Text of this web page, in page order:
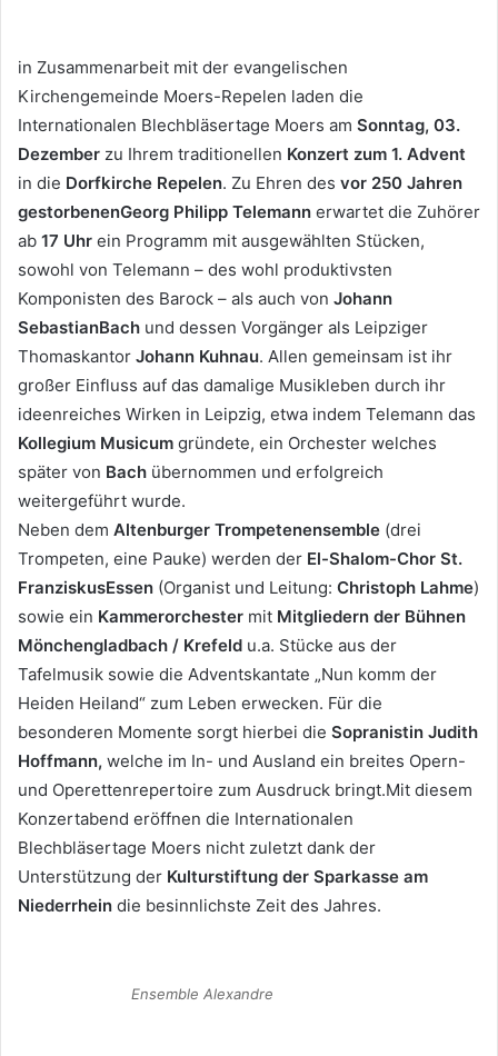
in Zusammenarbeit mit der evangelischen
Kirchengemeinde Moers-Repelen laden die
Internationalen Blechbläsertage Moers am Sonntag, 03.
Dezember zu Ihrem traditionellen Konzert zum 1. Advent
in die Dorfkirche Repelen. Zu Ehren des vor 250 Jahren
gestorbenenGeorg Philipp Telemann erwartet die Zuhörer
ab 17 Uhr ein Programm mit ausgewählten Stücken,
sowohl von Telemann – des wohl produktivsten
Komponisten des Barock – als auch von Johann
SebastianBach und dessen Vorgänger als Leipziger
Thomaskantor Johann Kuhnau. Allen gemeinsam ist ihr
großer Einfluss auf das damalige Musikleben durch ihr
ideenreiches Wirken in Leipzig, etwa indem Telemann das
Kollegium Musicum gründete, ein Orchester welches
später von Bach übernommen und erfolgreich
weitergeführt wurde.
Neben dem Altenburger Trompetenensemble (drei
Trompeten, eine Pauke) werden der El-Shalom-Chor St.
FranziskusEssen (Organist und Leitung: Christoph Lahme)
sowie ein Kammerorchester mit Mitgliedern der Bühnen
Mönchengladbach / Krefeld u.a. Stücke aus der
Tafelmusik sowie die Adventskantate „Nun komm der
Heiden Heiland“ zum Leben erwecken. Für die
besonderen Momente sorgt hierbei die Sopranistin Judith
Hoffmann, welche im In- und Ausland ein breites Opern-
und Operettenrepertoire zum Ausdruck bringt.Mit diesem
Konzertabend eröffnen die Internationalen
Blechbläsertage Moers nicht zuletzt dank der
Unterstützung der Kulturstiftung der Sparkasse am
Niederrhein die besinnlichste Zeit des Jahres.
Ensemble Alexandre